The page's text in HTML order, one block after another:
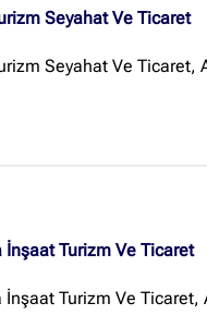
Seyahat Ve Ticaret
Seyahat Ve
İnşaat Turizm Ve Ticaret
İnşaat Turizm Ve